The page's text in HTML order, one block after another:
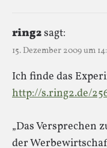
ring2sagt:
15. Dezember 2009 um
Ich finde das
http://s.ring2.de/
„Das Versprechen
der